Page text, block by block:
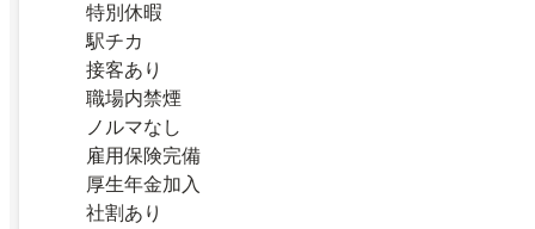
特別休暇
駅チカ
接客あり
職場内禁煙
ノルマなし
雇用保険完備
厚生年金加入
社割あり